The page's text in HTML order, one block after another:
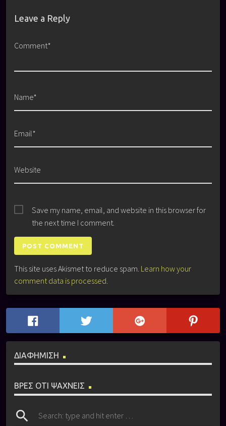
Leave a Reply
Comment*
Name*
Email*
Website
Save my name, email, and website in this browser for
the next time I comment.
This site uses Akismet to reduce spam. Learn how your
comment data is processed.
ΔΙΑΦΗΜΙΣΗ
ΒΡΕΣ ΟΤΙ ΨΑΧΝΕΙΣ
search